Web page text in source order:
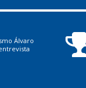
Álvaro